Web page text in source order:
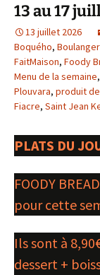
13 au 17
13 juillet 2026
Boquého,
FaitMaison, Foody
Menu de la semaine,
Plouvara, produit
Fiacre, Saint Jean
PLATS DU
FOODY
pour cette
Ils sont à
dessert +